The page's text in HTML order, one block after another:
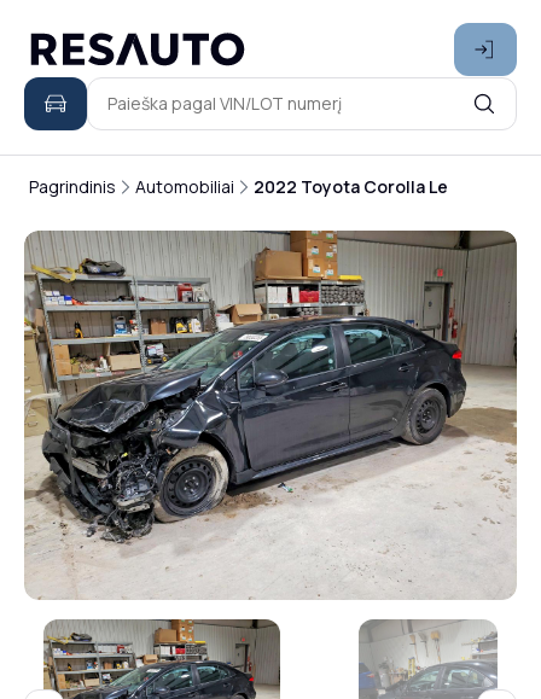
Pagrindinis Automobiliai 2022 Toyota Corolla Le